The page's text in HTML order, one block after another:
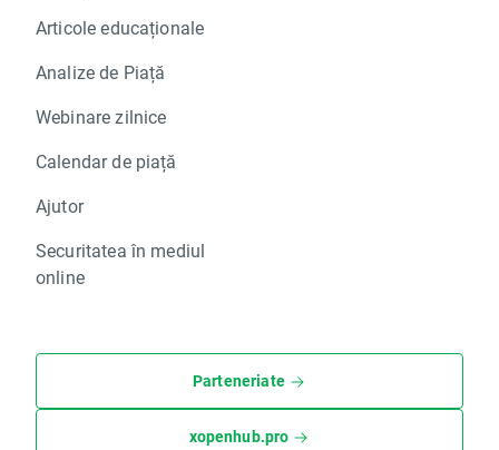
Articole educaționale
Analize de Piață
Webinare zilnice
Calendar de piață
Ajutor
Securitatea în mediul
online
Parteneriate
xopenhub.pro